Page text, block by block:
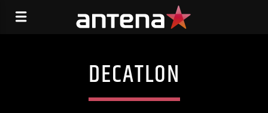
DECATLON